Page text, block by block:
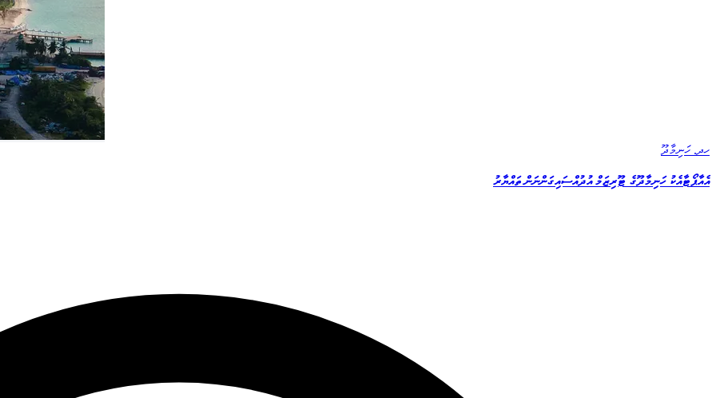
ހދ. ހަނިމާދޫ
އެއާޕޯޓާއެކު ހަނިމާދޫގެ ޓޫރިޒަމް އުދުއްސައިގަންނަން ތައްޔާރު